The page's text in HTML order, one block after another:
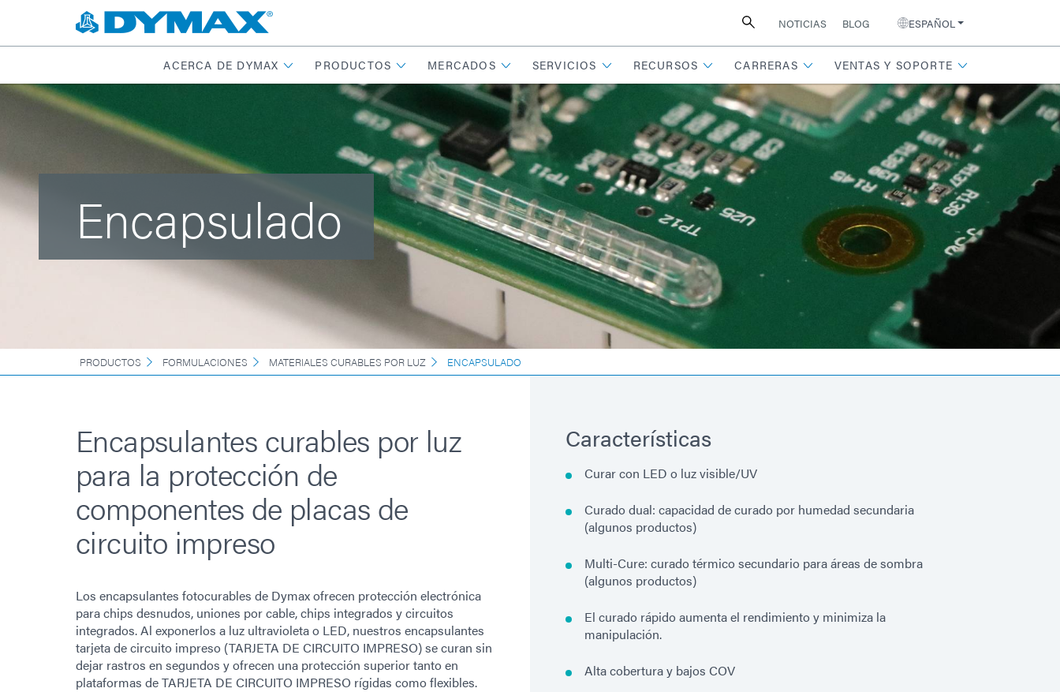
NOTICIAS BLOG ESPAÑOL
ACERCA DE DYMAX PRODUCTOS MERCADOS SERVICIOS RECURSOS CARRERAS VENTAS Y SOPORTE
Encapsulado
PRODUCTOS FORMULACIONES MATERIALES CURABLES POR LUZ ENCAPSULADO
Encapsulantes curables por luz
para la protección de
componentes de placas de
circuito impreso
Los encapsulantes fotocurables de Dymax ofrecen protección electrónica
para chips desnudos, uniones por cable, chips integrados y circuitos
integrados. Al exponerlos a luz ultravioleta o LED, nuestros encapsulantes
tarjeta de circuito impreso (TARJETA DE CIRCUITO IMPRESO) se curan sin
dejar rastros en segundos y ofrecen una protección superior tanto en
plataformas de TARJETA DE CIRCUITO IMPRESO rígidas como flexibles.
Características
Curar con LED o luz visible/UV
Curado dual: capacidad de curado por humedad secundaria
(algunos productos)
Multi-Cure: curado térmico secundario para áreas de sombra
(algunos productos)
El curado rápido aumenta el rendimiento y minimiza la
manipulación.
Alta cobertura y bajos COV